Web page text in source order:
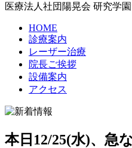
医療法人社団陽晃会 研究学
HOME
診療案内
レーザー治療
院長ご挨拶
設備案内
アクセス
本日12/25(水)、急